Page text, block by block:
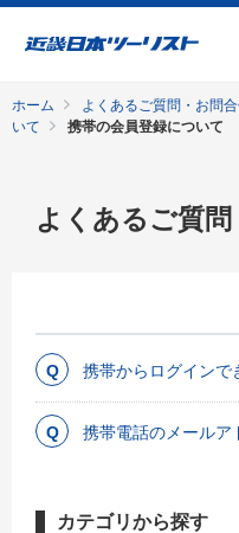
ホーム よくあるご質問・お問
いて
携帯の会員登録について
よくあるご質
携帯からログインで
携帯電話のメールア
カテゴリから探す